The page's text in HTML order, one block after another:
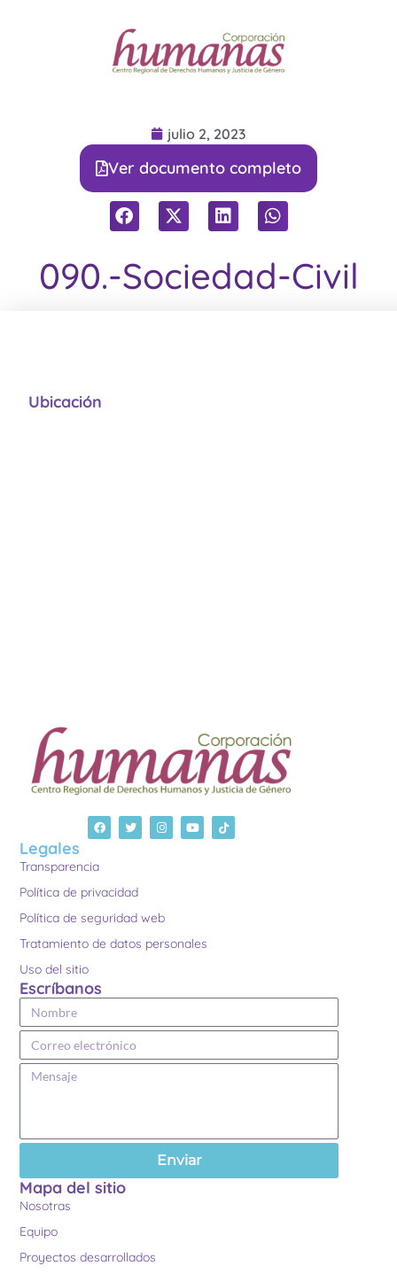
090.-Sociedad-Civil
julio 2, 2023
Ver documento completo
Legales
Transparencia
Política de privacidad
Política de seguridad web
Tratamiento de datos personales
Uso del sitio
Escríbanos
Enviar
Mapa del sitio
Nosotras
Equipo
Proyectos desarrollados
Ubicación